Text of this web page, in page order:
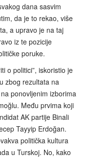
dana sasvim
da je to rekao, više
a upravo je na taj
iz te pozicije
poruke.
o politici”, iskoristio je
zbog rezultata na
ponovljenim izborima
Među prvima koji
AK partije Binali
Tayyip Erdoğan.
politička kultura
u Turskoj. No, kako